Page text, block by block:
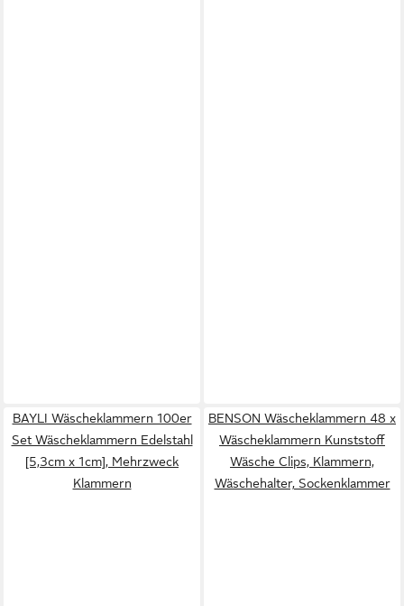
BAYLI Wäscheklammern 100er
Set Wäscheklammern Edelstahl
[5,3cm x 1cm], Mehrzweck
Klammern
BENSON Wäscheklammern 48 x
Wäscheklammern Kunststoff
Wäsche Clips, Klammern,
Wäschehalter, Sockenklammer